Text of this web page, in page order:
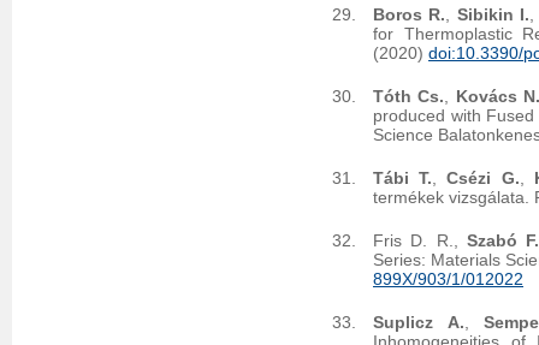
Boros R. Sibikin I.
for Thermoplastic
(2020) doi:10.3390/
Tóth Cs.
Kovács
produced with
Science
Tábi T. ,Csézi G.
termékek vizsgálata.
Fris D. R., Szabó F.
Series: Materials
899X/903/1/012022
Suplicz A. ,